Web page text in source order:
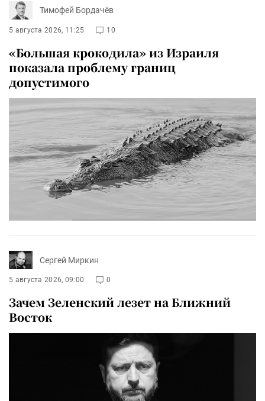
Тимофей Бордачёв
5 августа 2026, 11:25 10
«Большая крокодила» из Израиля
показала проблему границ
допустимого
Сергей Миркин
5 августа 2026, 09:00 0
Зачем Зеленский лезет на Ближний
Восток